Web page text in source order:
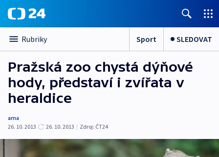
Rubriky Sport SLEDOVAT
Pražská zoo chystá dýňové
hody, představí i zvířata v
heraldice
ama
26. 10. 2013
26. 10. 2013 | Zdroj: ČT24